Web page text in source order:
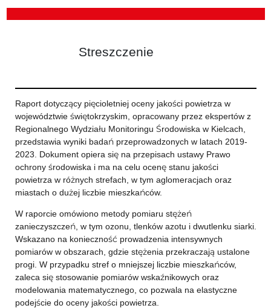
Streszczenie
Raport dotyczący pięcioletniej oceny jakości powietrza w
województwie świętokrzyskim, opracowany przez ekspertów z
Regionalnego Wydziału Monitoringu Środowiska w Kielcach,
przedstawia wyniki badań przeprowadzonych w latach 2019-
2023. Dokument opiera się na przepisach ustawy Prawo
ochrony środowiska i ma na celu ocenę stanu jakości
powietrza w różnych strefach, w tym aglomeracjach oraz
miastach o dużej liczbie mieszkańców.
W raporcie omówiono metody pomiaru stężeń
zanieczyszczeń, w tym ozonu, tlenków azotu i dwutlenku siarki.
Wskazano na konieczność prowadzenia intensywnych
pomiarów w obszarach, gdzie stężenia przekraczają ustalone
progi. W przypadku stref o mniejszej liczbie mieszkańców,
zaleca się stosowanie pomiarów wskaźnikowych oraz
modelowania matematycznego, co pozwala na elastyczne
podejście do oceny jakości powietrza.